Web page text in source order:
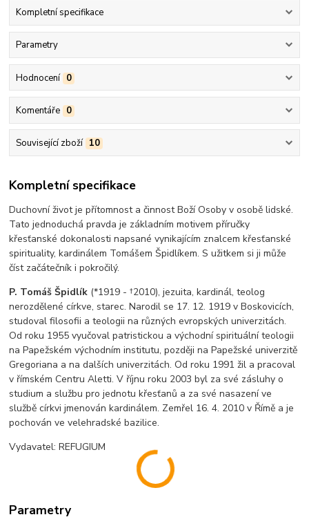
Kompletní specifikace
Parametry
Hodnocení 0
Komentáře 0
Související zboží 10
Kompletní specifikace
Duchovní život je přítomnost a činnost Boží Osoby v osobě lidské.
Tato jednoduchá pravda je základním motivem příručky
křesťanské dokonalosti napsané vynikajícím znalcem křesťanské
spirituality, kardinálem Tomášem Špidlíkem. S užitkem si ji může
číst začátečník i pokročilý.
P. Tomáš Špidlík (*1919 - †2010), jezuita, kardinál, teolog
nerozdělené církve, starec. Narodil se 17. 12. 1919 v Boskovicích,
studoval filosofii a teologii na různých evropských univerzitách.
Od roku 1955 vyučoval patristickou a východní spirituální teologii
na Papežském východním institutu, později na Papežské univerzitě
Gregoriana a na dalších univerzitách. Od roku 1991 žil a pracoval
v římském Centru Aletti. V říjnu roku 2003 byl za své zásluhy o
studium a službu pro jednotu křesťanů a za své nasazení ve
službě církvi jmenován kardinálem. Zemřel 16. 4. 2010 v Římě a je
pochován ve velehradské bazilice.
Vydavatel: REFUGIUM
Parametry